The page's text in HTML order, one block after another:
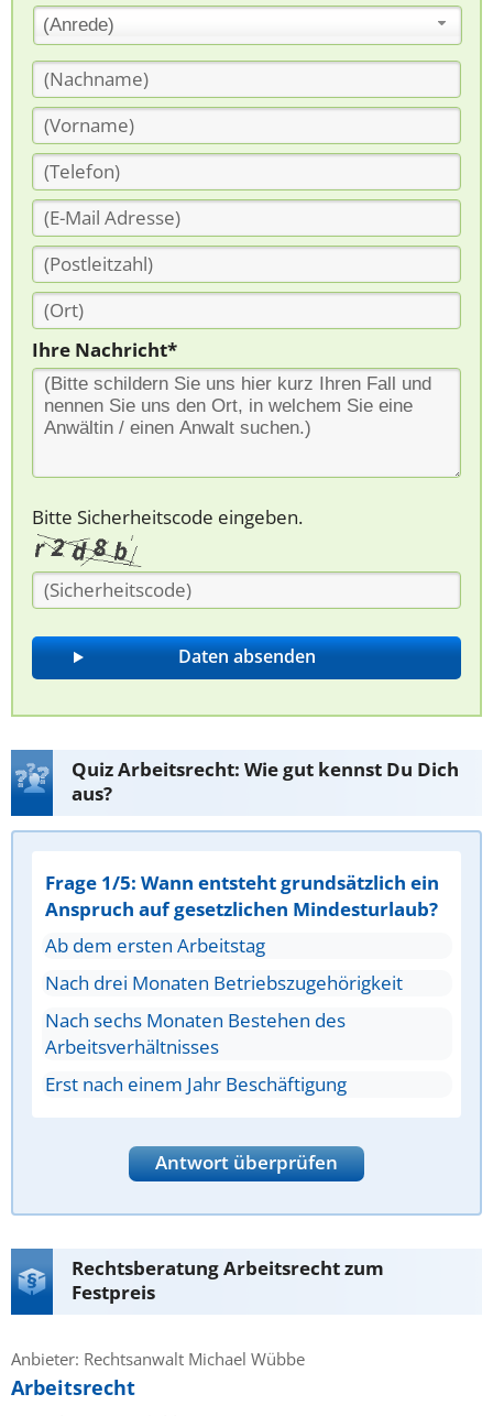
(Anrede)
Ihre Nachricht*
Bitte Sicherheitscode eingeben.
Quiz Arbeitsrecht: Wie gut kennst Du Dich
aus?
Frage 1/5: Wann entsteht grundsätzlich ein
Anspruch auf gesetzlichen Mindesturlaub?
Ab dem ersten Arbeitstag
Nach drei Monaten Betriebszugehörigkeit
Nach sechs Monaten Bestehen des
Arbeitsverhältnisses
Erst nach einem Jahr Beschäftigung
Antwort überprüfen
Rechtsberatung Arbeitsrecht zum
Festpreis
Anbieter: Rechtsanwalt Michael Wübbe
Arbeitsrecht